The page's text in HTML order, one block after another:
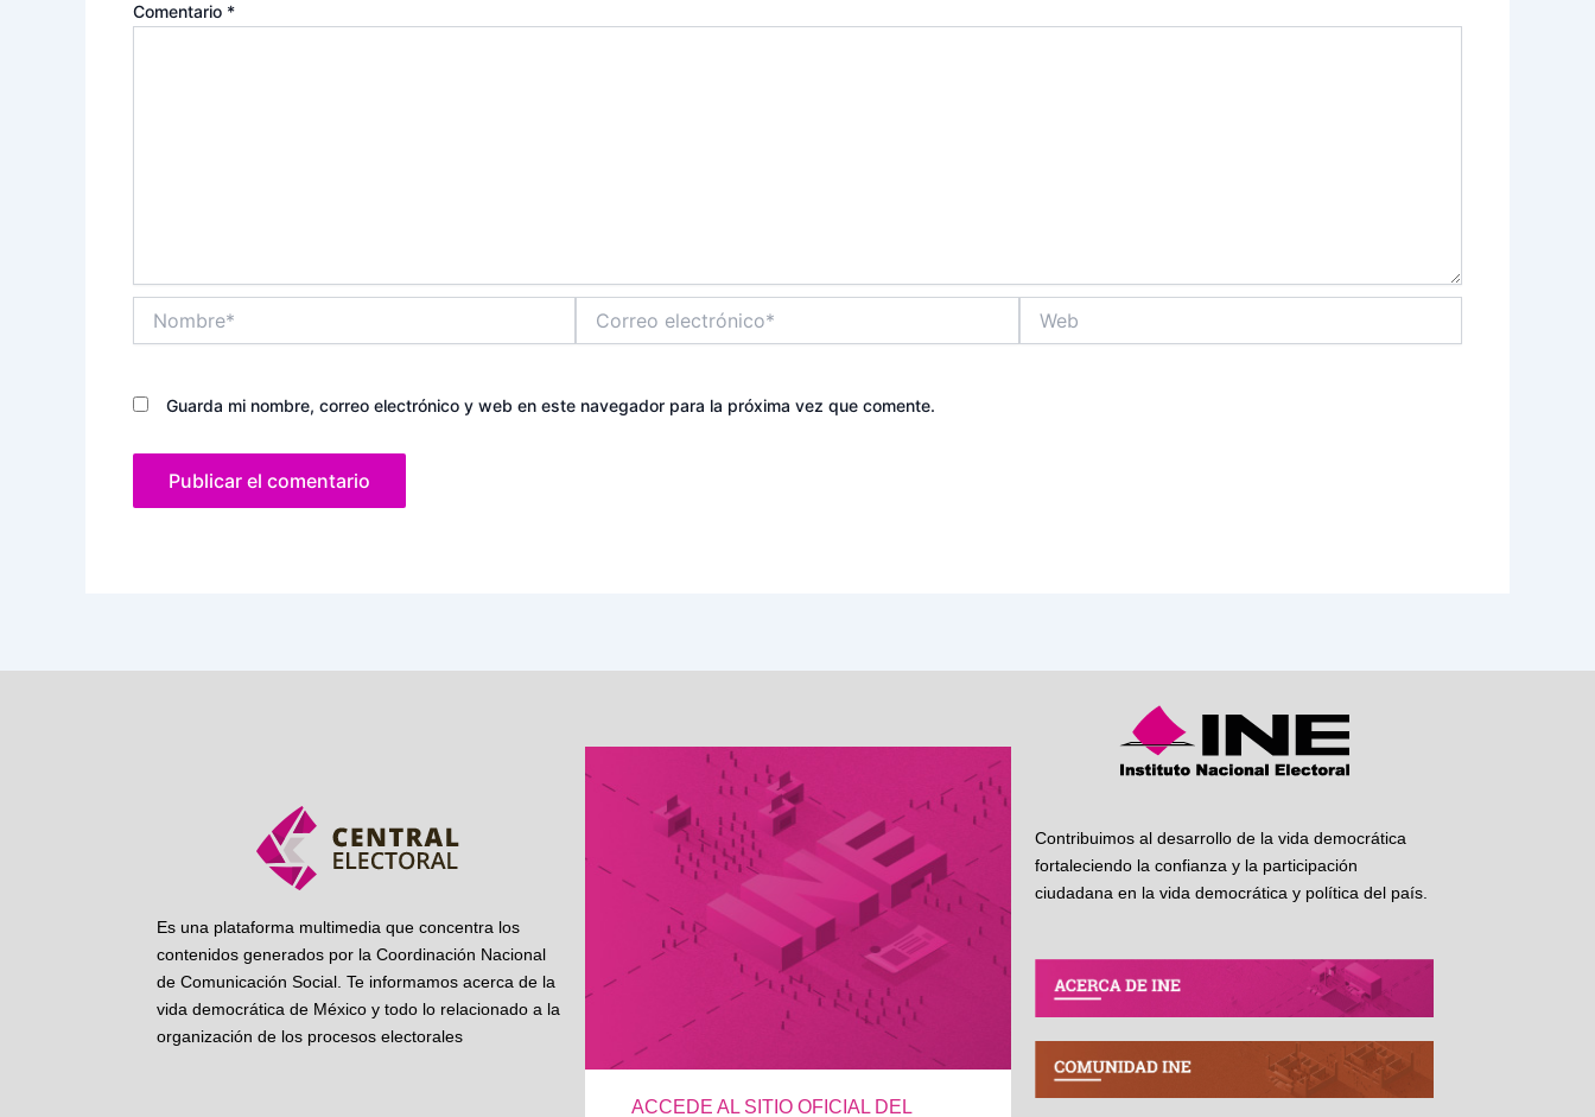
Comentario *
electrónico*
Guarda mi nombre, correo electrónico y web en este navegador para la próxima vez que comente.
Es una plataforma multimedia que concentra los
contenidos generados por la Coordinación Nacional
de Comunicación Social. Te informamos acerca de la
vida democrática de México y todo lo relacionado a la
organización de los procesos electorales
ACCEDE AL SITIO OFICIAL DEL
Contribuimos al desarrollo de la vida democrática
fortaleciendo la confianza y la participación
ciudadana en la vida democrática y política del país.